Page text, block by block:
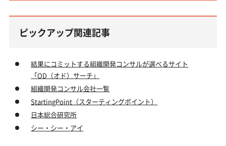
ピックアップ関連記事
結果にコミットする組織開発コンサルが選べるサイト
「OD（オド）サーチ」
組織開発コンサル会社一覧
StartingPoint（スターティングポイント）
日本総合研究所
シー・シー・アイ